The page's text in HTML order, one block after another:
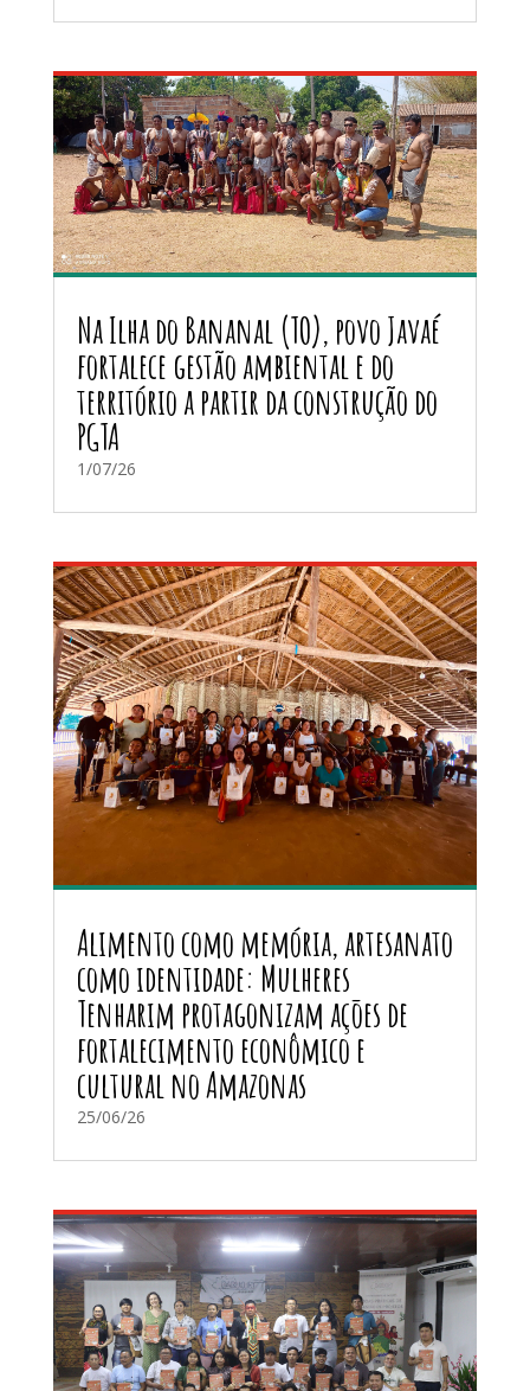
Na Ilha do Bananal (TO), povo Javaé
fortalece gestão ambiental e do
território a partir da construção do
PGTA
1/07/26
Alimento como memória, artesanato
como identidade: Mulheres
Tenharim protagonizam ações de
fortalecimento econômico e
cultural no Amazonas
25/06/26